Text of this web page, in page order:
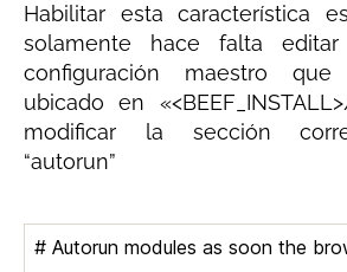
Habilitar esta característica
solamente hace falta
configuración maestro
ubicado en
modificar la sección
“autorun”
# Autorun modules as soon the